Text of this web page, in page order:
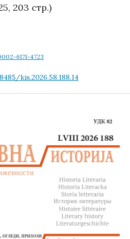
203 стр.)
6171-4723
kis.2026.58.188.14